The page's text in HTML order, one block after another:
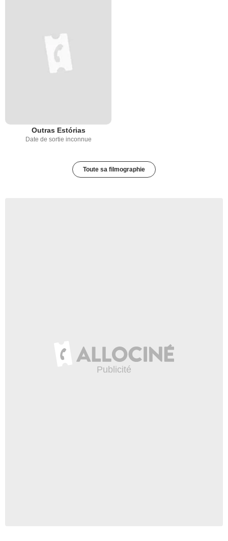
Outras Estórias
Date de sortie inconnue
Toute sa filmographie